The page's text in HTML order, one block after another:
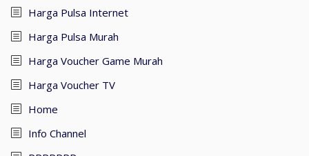
Harga Pulsa Internet
Harga Pulsa Murah
Harga Voucher Game Murah
Harga Voucher TV
Home
Info Channel